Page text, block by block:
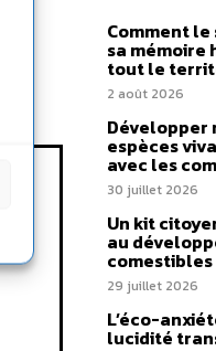
Comment
sa mémoire
tout le
2 août 2026
espèces
avec les
30 juillet 2026
Un kit
au
29 juillet 2026
L’éco-
lucidité